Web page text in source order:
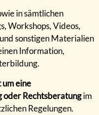
in sämtlichen
Workshops, Videos,
sonstigen Materialien
Information,
um eine
Rechtsberatungim
Regelungen.